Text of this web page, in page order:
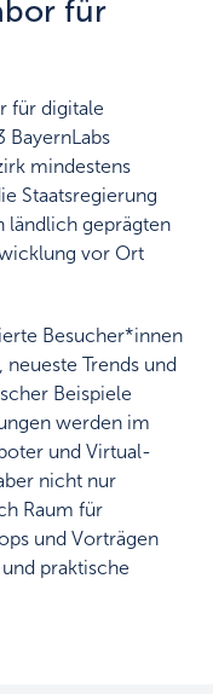
für
für digitale
BayernLabs
mindestens
Staatsregierung
ländlich geprägten
vor Ort
Besucher*innen
Trends und
Beispiele
werden im
und Virtual-
nicht nur
Raum für
und Vorträgen
praktische